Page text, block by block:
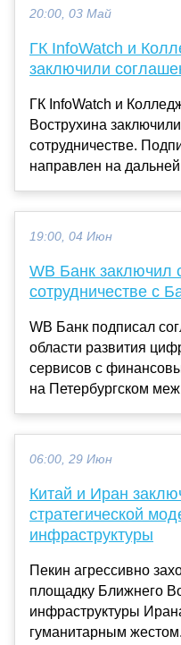
20:00, 03 Май
ГК InfoWatch и
заключили
ГК InfoWatch и
Вострухина
сотрудничестве.
направлен на
19:00, 04 Июн
WB Банк заключил
сотрудничестве с
WB Банк подписал
области развития
сервисов с
на Петербургском
06:00, 29 Июн
Китай и Иран
стратегической
инфраструктуры
Пекин агрессивно
площадку Ближнего
инфраструктуры
гуманитарным